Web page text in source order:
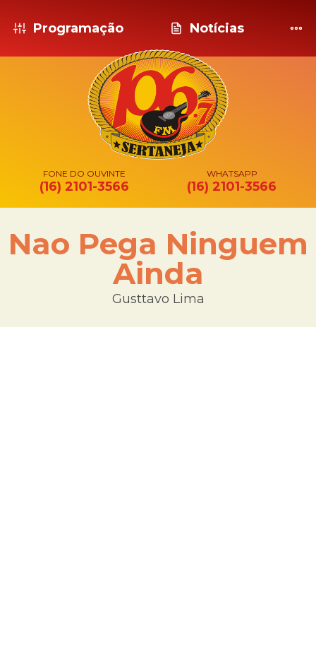
Programação Notícias
FONE DO OUVINTE
(16) 2101-3566
WHATSAPP
(16) 2101-3566
Nao Pega Ninguem
Ainda
Gusttavo Lima